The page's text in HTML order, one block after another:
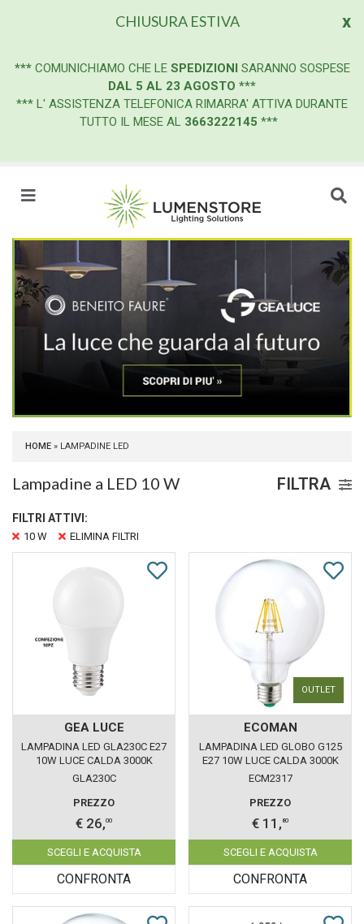
x
CHIUSURA ESTIVA
*** COMUNICHIAMO CHE LE SPEDIZIONI SARANNO SOSPESE
DAL 5 AL 23 AGOSTO ***
*** L' ASSISTENZA TELEFONICA RIMARRA' ATTIVA DURANTE
TUTTO IL MESE AL 3663222145 ***
HOME » LAMPADINE LED
Lampadine a LED 10 W FILTRA
FILTRI ATTIVI:
10 W ELIMINA FILTRI
GEA LUCE
LAMPADINA LED GLA230C E27
10W LUCE CALDA 3000K
GEALED BOX 10 PEZZI
GLA230C
PREZZO
€ 26,00
SCEGLI E ACQUISTA
CONFRONTA
OUTLET
ECOMAN
LAMPADINA LED GLOBO G125
E27 10W LUCE CALDA 3000K
ECOMAN VETRO TRASPARENTE
ECM2317
PREZZO
€ 11, 80
SCEGLI E ACQUISTA
CONFRONTA